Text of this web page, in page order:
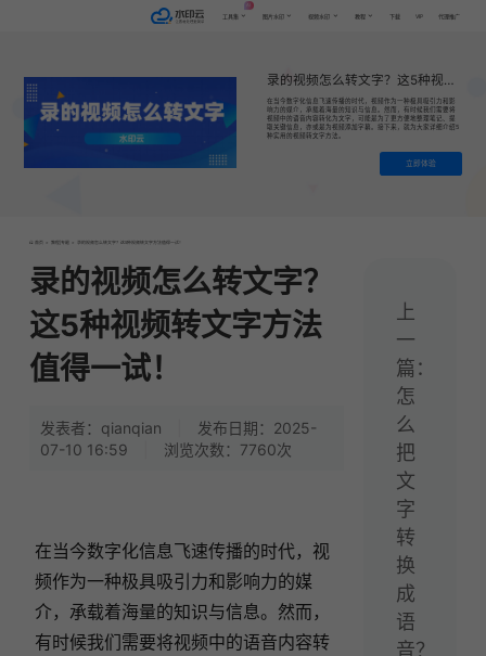
工具集
AI
图片水印 视频水印 教程 下载 VIP 代理推广
录的视频怎么转文字？这5种视频转文字方法值得一试！
在当今数字化信息飞速传播的时代，视频作为一种极具吸引力和影
响力的媒介，承载着海量的知识与信息。然而，有时候我们需要将
视频中的语音内容转化为文字，可能是为了更方便地整理笔记、提
取关键信息，亦或是为视频添加字幕。接下来，就为大家详细介绍5
种实用的视频转文字方法。
立即体验
首页 > 教程|专题 > 录的视频怎么转文字？这5种视频转文字方法值得一试！
录的视频怎么转文字？
这5种视频转文字方法
值得一试！
发表者：qianqian
发布日期：2025-
07-10 16:59
浏览次数：7760次
在当今数字化信息飞速传播的时代，视
频作为一种极具吸引力和影响力的媒
介，承载着海量的知识与信息。然而，
有时候我们需要将视频中的语音内容转
上
一
篇：
怎
么
把
文
字
转
换
成
语
音？